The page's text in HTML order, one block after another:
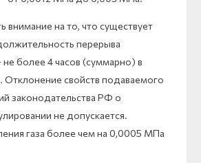
внимание на то, что существует
перерыва
более 4 часов (суммарно) в
Отклонение свойств подаваемого
законодательства РФ о
не допускается.
газа более чем на 0,0005 МПа